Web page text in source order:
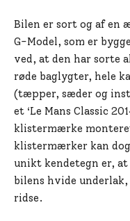
Bilen er sort og af en
G-Model, som er
ved, at den har sorte
røde baglygter, hele
(tæpper, sæder og
et ‘Le Mans Classic
klistermærke
klistermærker kan
unikt kendetegn er, at
bilens hvide
ridse.